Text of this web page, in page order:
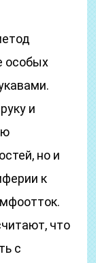
особых
и
но и
к
что
с